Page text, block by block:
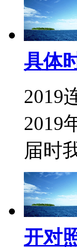
具体
2019
2019
届时
开对